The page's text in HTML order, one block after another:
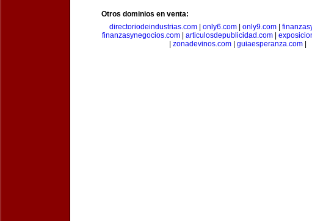
Otros dominios en venta:
directoriodeindustrias.com| only6.com| only9.com|
finanzasynegocios.com| articulosdepublicidad.com|
zonadevinos.com| guiaesperanza.com|